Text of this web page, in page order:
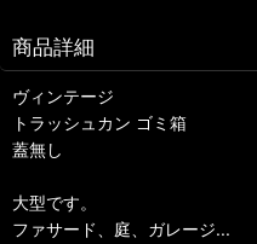
商品詳細
ヴィンテージ
トラッシュカン ゴミ箱
蓋無し
大型です。
ファサード、庭、ガレージ...